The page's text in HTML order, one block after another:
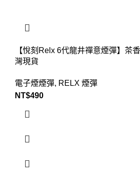
【悅刻Relx 6代龍井禪意煙彈】茶
灣現貨
電子煙煙彈, RELX 煙彈
NT$490